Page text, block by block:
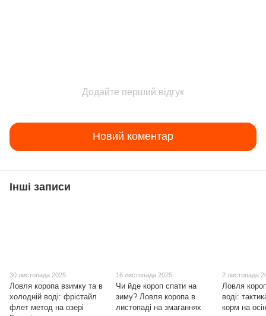
Додайте перший відгук
Новий коментар
Інші записи
30 листопада 2025
Ловля коропа взимку та в
холодній воді: фрістайл
флет метод на озері
16 листопада 2025
Чи йде короп спати на
зиму? Ловля коропа в
листопаді на змаганнях
2 листопада
Ловля
воді:
корм на